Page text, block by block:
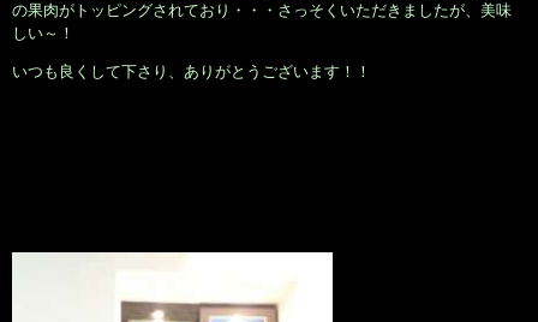
の果肉がトッピングされており・・・さっそくいただきましたが、美味
しい～！
いつも良くして下さり、ありがとうございます！！